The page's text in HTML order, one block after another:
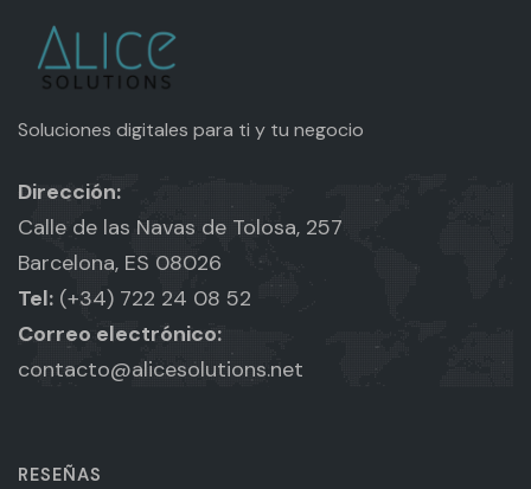
Soluciones digitales para ti y tu negocio
Dirección:
Calle de las Navas de Tolosa, 257
Barcelona, ES 08026
Tel: (+34) 722 24 08 52
Correo electrónico:
contacto@alicesolutions.net
RESEÑAS